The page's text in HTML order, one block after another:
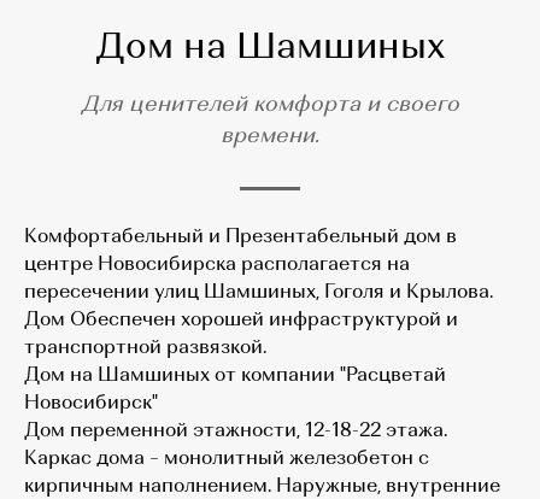
Дом на Шамшиных
Для ценителей комфорта и своего
времени.
Комфортабельный и Презентабельный дом в
центре Новосибирска располагается на
пересечении улиц Шамшиных, Гоголя и Крылова.
Дом Обеспечен хорошей инфраструктурой и
транспортной развязкой.
Дом на Шамшиных от компании "Расцветай
Новосибирск"
Дом переменной этажности, 12-18-22 этажа.
Каркас дома – монолитный железобетон с
кирпичным наполнением. Наружные, внутренние